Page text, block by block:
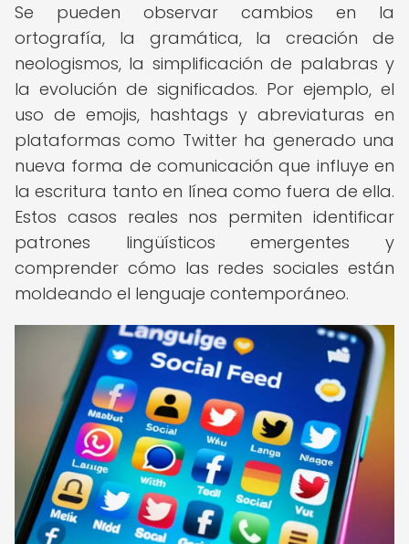
Se pueden observar cambios en la
ortografía, la gramática, la creación de
neologismos, la simplificación de palabras y
la evolución de significados. Por ejemplo, el
uso de emojis, hashtags y abreviaturas en
plataformas como Twitter ha generado una
nueva forma de comunicación que influye en
la escritura tanto en línea como fuera de ella.
Estos casos reales nos permiten identificar
patrones lingüísticos emergentes y
comprender cómo las redes sociales están
moldeando el lenguaje contemporáneo.